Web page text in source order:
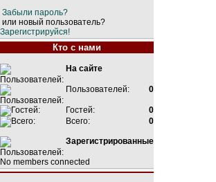
Забыли пароль?
или новый пользователь?
Зарегистрируйся!
Кто с нами
На сайте
Пользователей: 0
Гостей:
0
Всего:
0
Зарегистрированные
No members connected